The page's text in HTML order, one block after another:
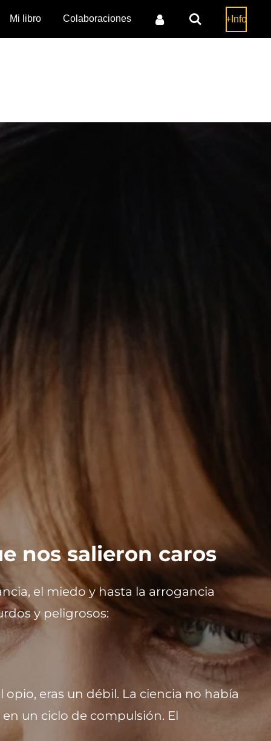
Mi libro Colaboraciones +Info
nos salieron caros
el miedo y hasta la arrogancia
y peligrosos:
eras un débil. La ciencia no había
un ciclo de compulsión. El